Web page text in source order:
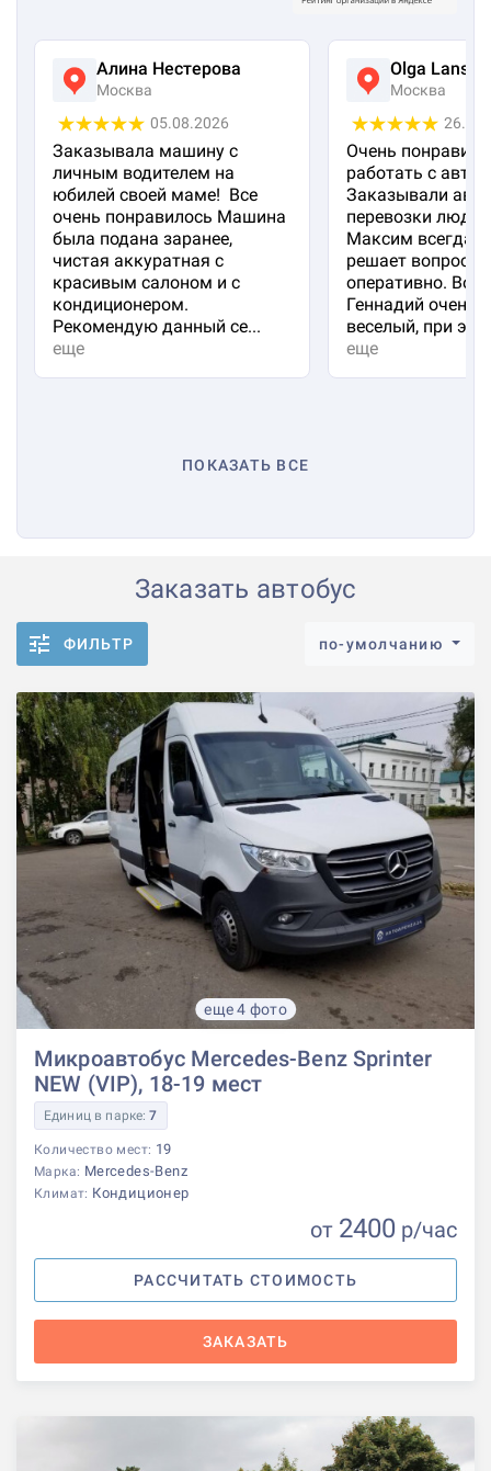
Алина Нестерова
Москва
05.08.2026
Заказывала машину с
личным водителем на
юбилей своей маме! Все
очень понравилось Машина
была подана заранее,
чистая аккуратная с
красивым салоном и с
кондиционером.
Рекомендую данный се...
еще
Olga
Москва
Очень
работать с авто
Заказывали
перевозки
Максим всегда
решает вопросы
оперативно.
Геннадий очень
веселый, при эт...
еще
ПОКАЗАТЬ ВСЕ
Заказать автобус
ФИЛЬТР по-умолчанию
еще 4 фото
Микроавтобус Mercedes-Benz Sprinter
NEW (VIP), 18-19 мест
Единиц в парке:7
Количество мест: 19
Марка: Mercedes-Benz
Климат: Кондиционер
от 2400 р/час
РАССЧИТАТЬ СТОИМОСТЬ
ЗАКАЗАТЬ